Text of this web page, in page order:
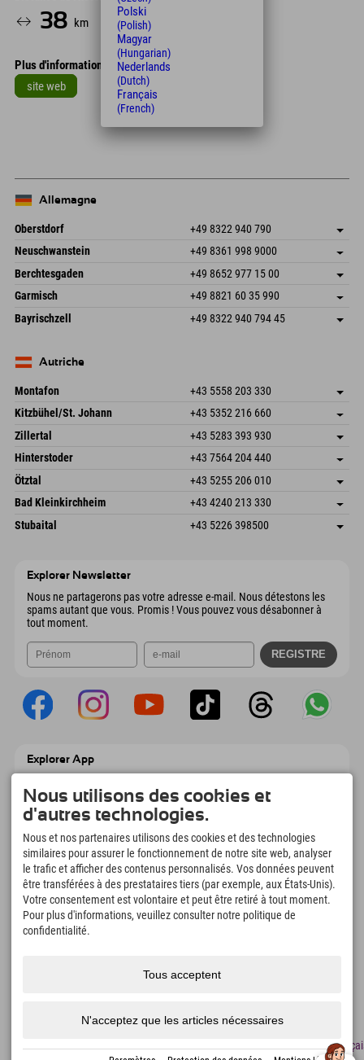
38 km 44
Plus d'informations
site web
Leaflet
Allemagne
Oberstdorf +49 8322 940 790
An der Breitach 3
Allemagne
Enregistrer l'adresse
Réservation
Neuschwanstein +49 8361 998 9000
An der Riese 45
87484 Nesselwang im Allgäu
Allemagne
Enregistrer l'adresse
Informations d'arrivée
Réservation
Berchtesgaden +49 8652 977 15 00
Hofreitstr. 7
Allemagne
Enregistrer l'adresse
Réservation
Garmisch +49 8821 60 35 990
Frickenstraße 22
82490 Farchant
Enregistrer l'adresse
Informations d'arrivée
Bayrischzell +49 8322 940 794 45
Allemagne
Autriche
Montafon +43 5558 203 330
Dorfstr. 127b
6793 Gaschurn/Montafon
Autriche
Enregistrer l'adresse
Réservation
Kitzbühel/St. Johann +43 5352 216 660
Speckbacherstraße 87
6380 St. Johann in Tirol
Autriche
Enregistrer l'adresse
Informations d'arrivée
Réservation
Zillertal +43 5283 393 930
Schmiedau 2
Autriche
Enregistrer l'adresse
Réservation
Hinterstoder +43 7564 204 440
Freizeitpark 10
4573 Hinterstoder
Autriche
Enregistrer l'adresse
Informations d'arrivée
Réservation
Ötztal +43 5255 206 010
Gscheat 14
Autriche
Enregistrer l'adresse
Réservation
Bad Kleinkirchheim +43 4240 213 330
Dorfstraße 24
9546 Bad Kleinkirchheim
Enregistrer l'adresse
Informations d'arrivée
Stubaital +43 5226 398500
Explorer Newsletter
Nous ne partagerons pas votre adresse e-mail. Nous détestons les
spams autant que vous. Promis ! Vous pouvez vous désabonner à
tout moment.
Explorer App
Explorer à emporter avec aperçu de vos
réservations, liste de choses à faire, aperçu
des restaurants et bien plus encore.
Téléchargez-le maintenant !
L'heure des moments d'exploration
166
Lacs de montagne et
piscines d'aventure
4.634 km
Pistes de ski et de
Nous utilisons des cookies et
d'autres technologies.
Nous et nos partenaires utilisons des cookies et des technologies
similaires pour assurer le fonctionnement de notre site web, analyser
le trafic et afficher des contenus personnalisés. Vos données peuvent
être transférées à des prestataires tiers (par exemple, aux États-Unis).
Votre consentement est volontaire et peut être retiré à tout moment.
Pour plus d'informations, veuillez consulter notre politique de
confidentialité.
Tous acceptent
N'acceptez que les articles nécessaires
Polski
(Polish)
Magyar
(Hungarian)
Nederlands
(Dutch)
Français
(French)